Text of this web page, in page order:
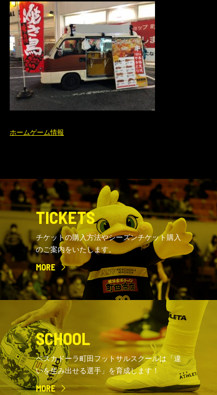
ホームゲーム情報
TICKETS
チケットの購入方法やシーズンチケット購入
のご案内をいたします。
MORE
SCHOOL
ペスカドーラ町田フットサルスクールは「違
いを生み出せる選手」を育成します！
MORE